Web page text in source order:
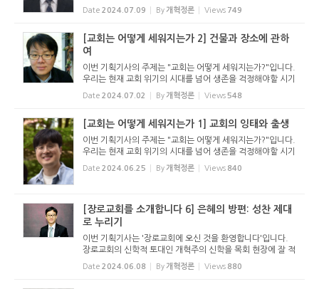
로 접어들었습니다. 저출산 문제와 고령화 사회, 그리고 복음
전도의 위축은 교회의 생존마저 위협하고 있습니다. 하지만 그
Date 2024.07.09 By 개혁정론 Views 749
[교회는 어떻게 세워지는가 2] 건물과 장소에 관하
여
이번 기획기사의 주제는 "교회는 어떻게 세워지는가?"입니다.
우리는 현재 교회 위기의 시대를 넘어 생존을 걱정해야할 시기
로 접어들었습니다. 저출산 문제와 고령화 사회, 그리고 복음
전도의 위축은 교회의 생존마저 위협하고 있습니다. 하지만 그
Date 2024.07.02 By 개혁정론 Views 548
[교회는 어떻게 세워지는가 1] 교회의 잉태와 출생
이번 기획기사의 주제는 "교회는 어떻게 세워지는가?"입니다.
우리는 현재 교회 위기의 시대를 넘어 생존을 걱정해야할 시기
로 접어들었습니다. 저출산 문제와 고령화 사회, 그리고 복음
전도의 위축은 교회의 생존마저 위협하고 있습니다. 하지만 그
Date 2024.06.25 By 개혁정론 Views 840
[장로교회를 소개합니다 6] 은혜의 방편: 성찬 제대
로 누리기
이번 기획기사는 '장로교회에 오신 것을 환영합니다'입니다.
장로교회의 신학적 토대인 개혁주의 신학을 목회 현장에 잘 적
용할 때 건강한 장로교회가 세워집니다. 하지만 신학 이론을
목회 현장에 접목하는 것은 생각보다 어렵고 힘듭니다. 여기에
Date 2024.06.08 By 개혁정론 Views 880